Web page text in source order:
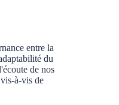
entre la
du
de nos
vis-à-vis de